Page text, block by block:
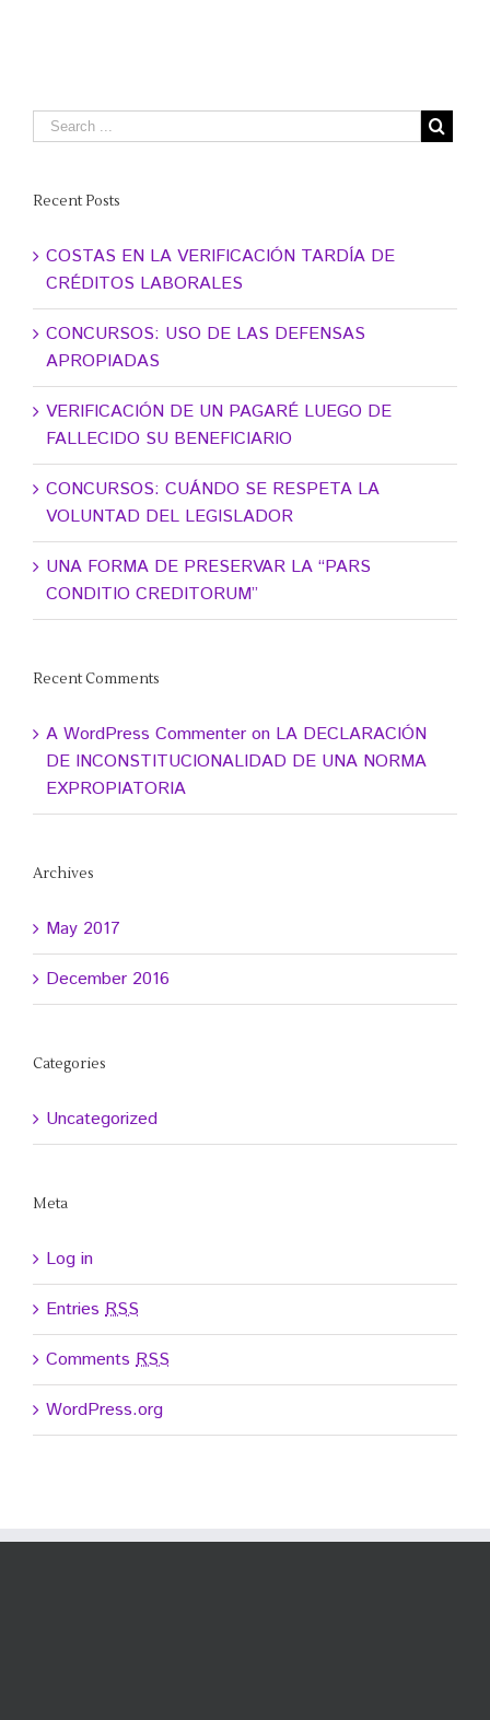
Recent Posts
COSTAS EN LA VERIFICACIÓN TARDÍA DE
CRÉDITOS LABORALES
CONCURSOS: USO DE LAS DEFENSAS
APROPIADAS
VERIFICACIÓN DE UN PAGARÉ LUEGO DE
FALLECIDO SU BENEFICIARIO
CONCURSOS: CUÁNDO SE RESPETA LA
VOLUNTAD DEL LEGISLADOR
UNA FORMA DE PRESERVAR LA “PARS
CONDITIO CREDITORUM”
Recent Comments
A WordPress Commenter on LA DECLARACIÓN
DE INCONSTITUCIONALIDAD DE UNA NORMA
EXPROPIATORIA
Archives
May 2017
December 2016
Categories
Uncategorized
Meta
Log in
Entries RSS
Comments RSS
WordPress.org